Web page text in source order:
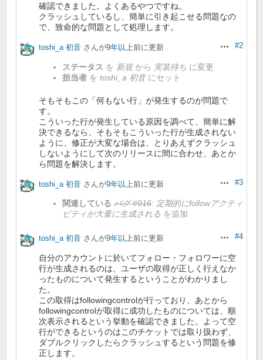
確認できました。よくあるやつですね。
クラッシュしているし、簡単に引き起こせる問題なの
で、致命的な問題として処理します。
操作#2
toshi_a 初音 さんが9年以上前に更新
ステータス を 新規 から 実装待ち に変更
担当者 を toshi_a 初音にセット
そもそもこの「何もない行」が発生するのが問題で
す。
こういった行が発生している原因を調べて、簡単に解
決できるなら、そもそもこういった行が生成されない
ように、修正が大変な場合は、とりあえずクラッシュ
しないようにして次のリリースに間に合わせ、あとか
ら問題を解決します。
操作#3
toshi_a 初音 さんが9年以上前に更新
関連している バグ #916: 定期的にfollowアクティ
ビティが大量に生成される を追加
操作#4
toshi_a 初音 さんが9年以上前に更新
自分のアカウントに於いてフォロー・フォロワーに空
行が生成されるのは、ユーザの取得が正しく行えなか
ったものについて発生するということがわかりまし
た。
この取得はfollowingcontrolが行っており、あとから
followingcontrolが取得に成功したものについては、順
次表示されるという挙動を確認できました。よって空
行ができるというのはこのチケットでは取り扱わず、
ダブルクリックしたらクラッシュするという問題を修
正します。